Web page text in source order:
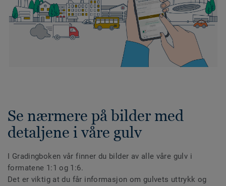
Se nærmere på bilder med
detaljene i våre gulv
I Gradingboken vår finner du bilder av alle våre gulv i
formatene 1:1 og 1:6.
Det er viktig at du får informasjon om gulvets uttrykk og